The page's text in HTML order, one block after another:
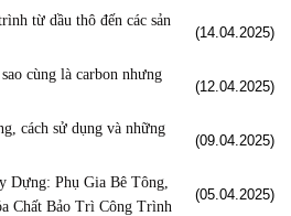
từ dầu thô đến các sản
(14.04.2025)
cùng là carbon nhưng
(12.04.2025)
cách sử dụng và những
(09.04.2025)
Dựng: Phụ Gia Bê Tông,
Chất Bảo Trì Công Trình
(05.04.2025)